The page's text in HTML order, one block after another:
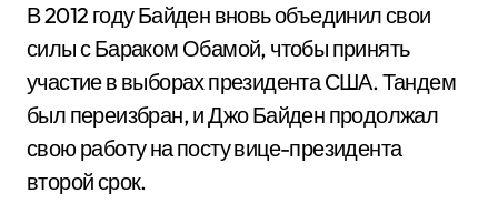
В 2012 году Байден вновь объединил свои
силы с Бараком Обамой, чтобы принять
участие в выборах президента США. Тандем
был переизбран, и Джо Байден продолжал
свою работу на посту вице-президента
второй срок.